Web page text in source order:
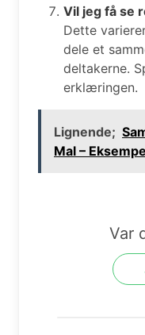
Vil jeg få se
Dette
dele et
deltakerne.
erklæringen.
Lignende;
Mal –
Var